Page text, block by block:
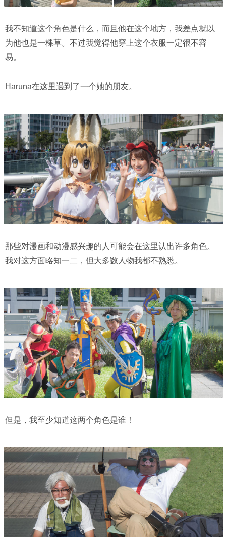
我不知道这个角色是什么，而且他在这个地方，我差点就以
为他也是一棵草。不过我觉得他穿上这个衣服一定很不容
易。
Haruna在这里遇到了一个她的朋友。
那些对漫画和动漫感兴趣的人可能会在这里认出许多角色。
我对这方面略知一二，但大多数人物我都不熟悉。
但是，我至少知道这两个角色是谁！